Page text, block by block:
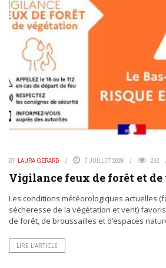
BY LAURA GERARD 7 JUILLET 2026 292
Vigilance feux de forêt et
Les conditions météorologiques actuelles
sécheresse de la végétation et vent)
de forêt, de broussailles et d’espaces
LIRE L’ARTICLE